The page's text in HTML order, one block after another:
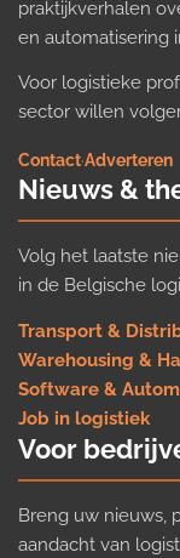
praktijkverhalen
en automatisering
Voor logistieke
sector willen
Contact·Adverteren
Nieuws &
Volg het laatste
in de Belgische
Transport &
Warehousing &
Software &
Job in logistiek
Voor
Breng uw nieuws,
aandacht van